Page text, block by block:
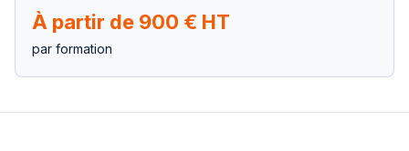
À partir de 900 € HT
par formation